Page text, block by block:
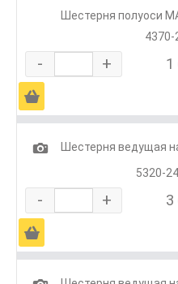
Шестерня полуоси
4370-
- + 1
Ä
1
Шестерня ведущая
5320-
- + 3
Ä